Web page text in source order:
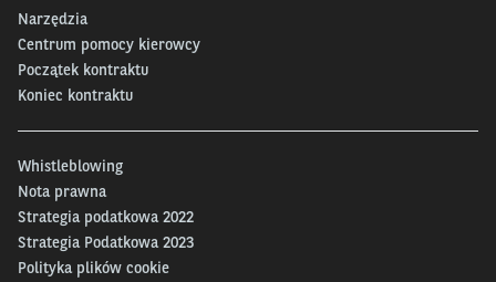
Narzędzia
Centrum pomocy kierowcy
Początek kontraktu
Koniec kontraktu
Whistleblowing
Nota prawna
Strategia podatkowa 2022
Strategia Podatkowa 2023
Polityka plików cookie